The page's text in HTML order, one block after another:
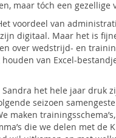
maar tóch een gezellige
voordeel van
digitaal. Maar het is
over wedstrijd- en
van Excel-
Sandra het hele jaar druk
seizoen
maken
die we delen met de